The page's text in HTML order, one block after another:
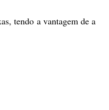
tendo a vantagem de a